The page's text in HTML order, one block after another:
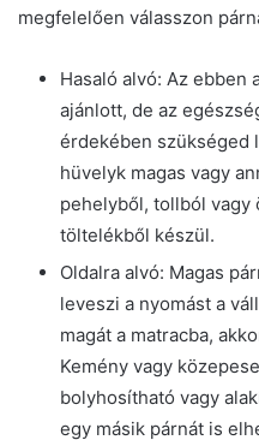
megfelelően válasszon
Hasaló alvó: Az ebben
ajánlott, de az
érdekében szükséged
hüvelyk magas vagy
pehelyből, tollból vagy
töltelékből készül.
Oldalra alvó: Magas
leveszi a nyomást a
magát a matracba,
Kemény vagy
bolyhosítható vagy
egy másik párnát is